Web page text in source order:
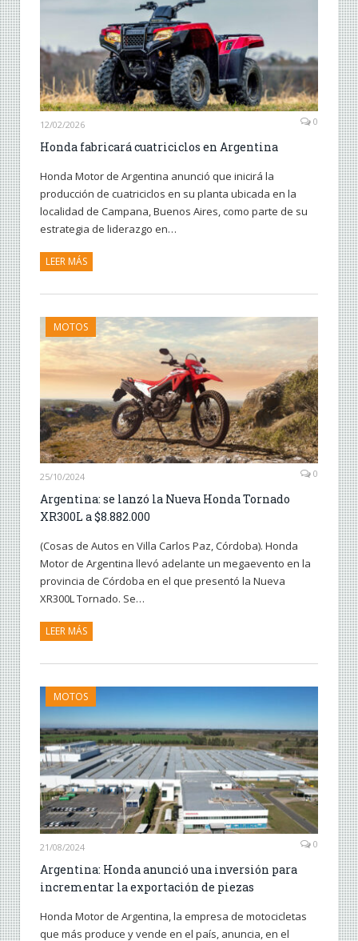
12/02/2026 0
Honda fabricará cuatriciclos en Argentina
Honda Motor de Argentina anunció que inicirá la
producción de cuatriciclos en su planta ubicada en la
localidad de Campana, Buenos Aires, como parte de su
estrategia de liderazgo en…
LEER MÁS
MOTOS
25/10/2024 0
Argentina: se lanzó la Nueva Honda Tornado
XR300L a $8.882.000
(Cosas de Autos en Villa Carlos Paz, Córdoba). Honda
Motor de Argentina llevó adelante un megaevento en la
provincia de Córdoba en el que presentó la Nueva
XR300L Tornado. Se…
LEER MÁS
MOTOS
21/08/2024 0
Argentina: Honda anunció una inversión para
incrementar la exportación de piezas
Honda Motor de Argentina, la empresa de motocicletas
que más produce y vende en el país, anuncia, en el